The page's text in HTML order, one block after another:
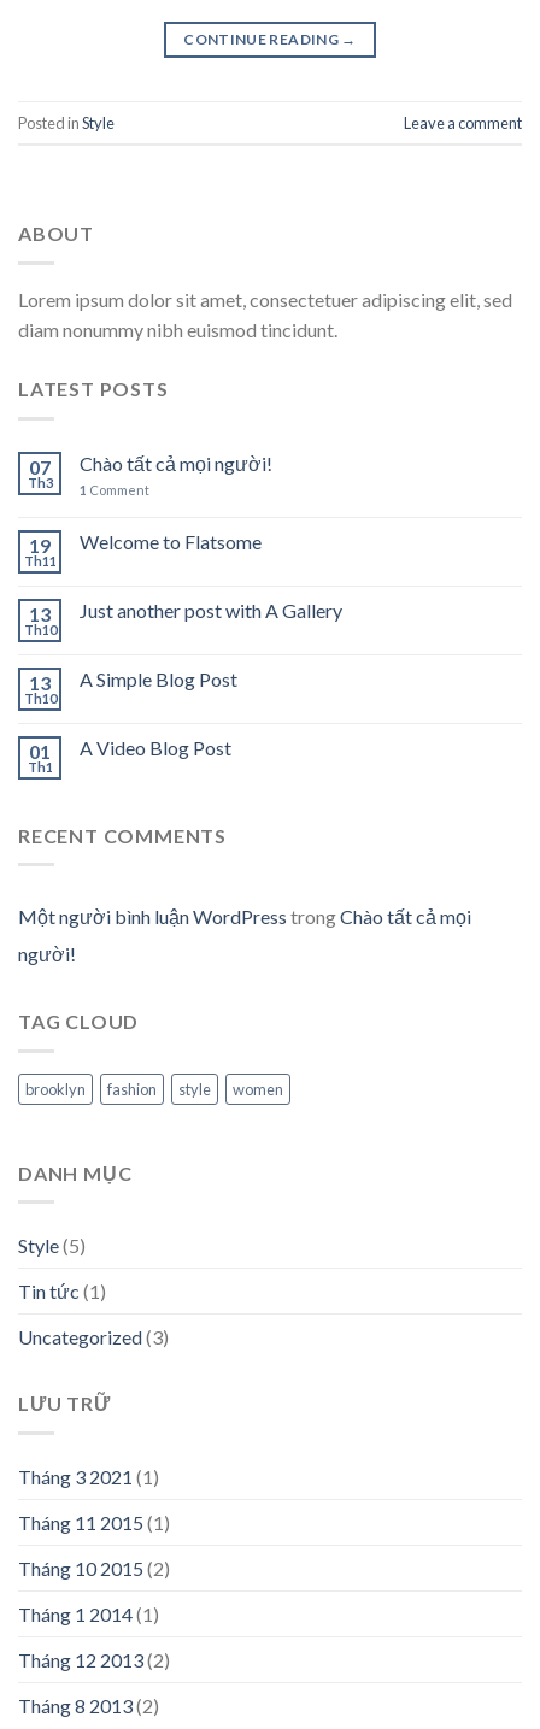
CONTINUE READING →
Posted inStyle Leave a comment
ABOUT
Lorem ipsum dolor sit amet, consectetuer adipiscing elit, sed
diam nonummy nibh euismod tincidunt.
LATEST POSTS
07
Th3
Chào tất cả mọi người!
1 Comment
19
Th11
Welcome to Flatsome
13
Th10
Just another post with A Gallery
13
Th10
A Simple Blog Post
01
Th1
A Video Blog Post
RECENT COMMENTS
Một người bình luận WordPress trongChào tất cả mọi
người!
TAG CLOUD
brooklyn fashion style women
DANH MỤC
Style(5)
Tin tức (1)
Uncategorized(3)
LƯU TRỮ
Tháng 3 2021 (1)
Tháng 11 2015 (1)
Tháng 10 2015 (2)
Tháng 1 2014(1)
Tháng 12 2013(2)
Tháng 8 2013(2)